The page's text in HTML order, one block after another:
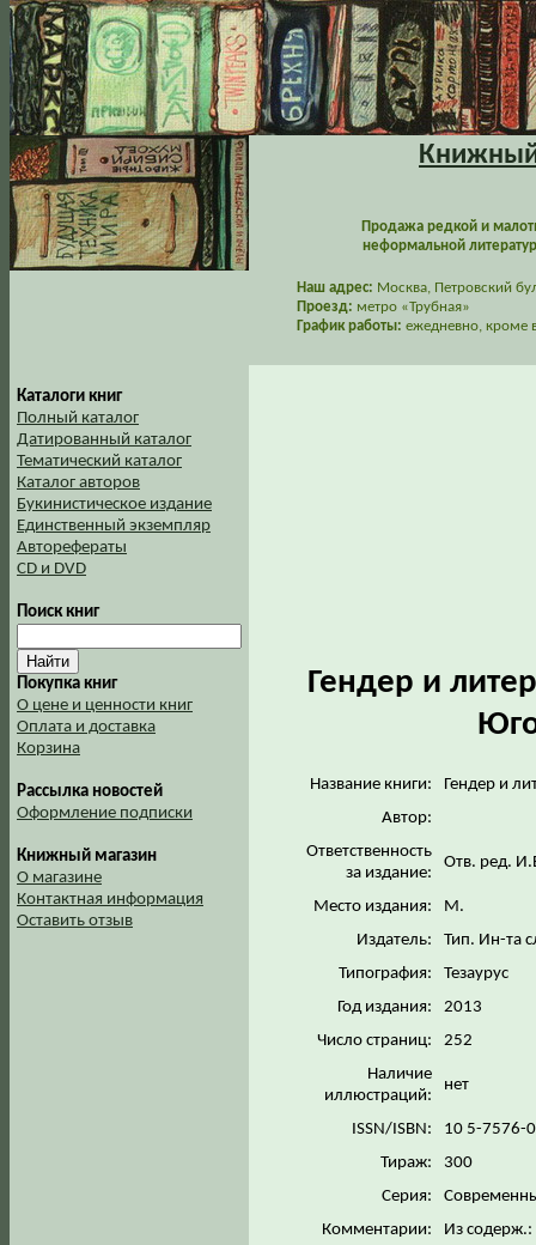
Книжный
Продажа редкой и
неформальной
Наш адрес: Москва, Петровский
Проезд: метро «Трубная»
График работы: ежедневно, кроме
Каталоги книг
Полный каталог
Датированный каталог
Тематический каталог
Каталог авторов
Букинистическое издание
Единственный экземпляр
Авторефераты
CD и DVD
Поиск книг
Покупка книг
О цене и ценности книг
Оплата и доставка
Корзина
Рассылка новостей
Оформление подписки
Книжный магазин
О магазине
Контактная информация
Оставить отзыв
Гендер и
Название книги:
Гендер и
Автор:
Ответственность
за издание:
Отв. ред.
Место издания:
М.
Издатель:
Тип. Ин-та
Типография:
Тезаурус
Год издания:
2013
Число страниц:
252
Наличие
иллюстраций:
нет
ISSN/ISBN:
10 5-7576-
Тираж:
300
Серия:
Комментарии:
Из